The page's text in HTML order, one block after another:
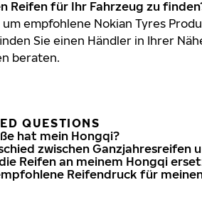
Reifen für Ihr Fahrzeug zu
empfohlene Nokian Tyres
Sie einen Händler in Ihrer
beraten.
QUESTIONS
hat mein Hongqi?
zwischen Ganzjahresreifen
Reifen an meinem Hongqi
Reifendruck für